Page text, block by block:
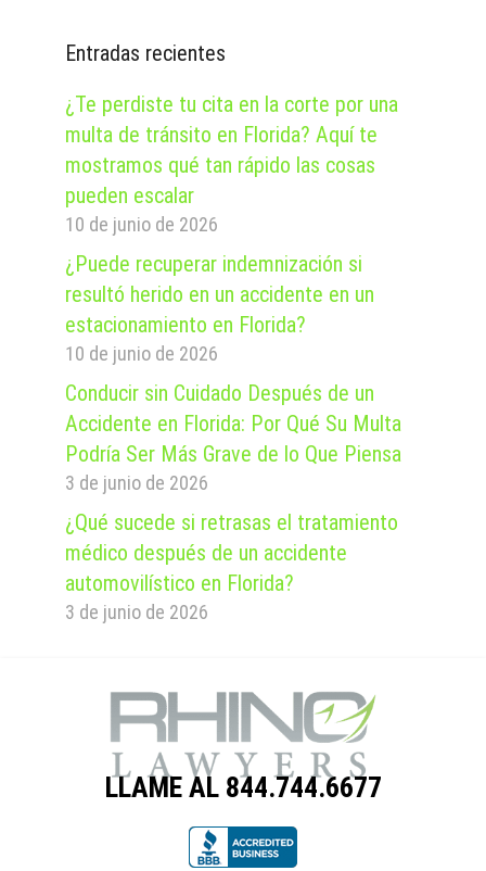
Entradas recientes
¿Te perdiste tu cita en la corte por una
multa de tránsito en Florida? Aquí te
mostramos qué tan rápido las cosas
pueden escalar
10 de junio de 2026
¿Puede recuperar indemnización si
resultó herido en un accidente en un
estacionamiento en Florida?
10 de junio de 2026
Conducir sin Cuidado Después de un
Accidente en Florida: Por Qué Su Multa
Podría Ser Más Grave de lo Que Piensa
3 de junio de 2026
¿Qué sucede si retrasas el tratamiento
médico después de un accidente
automovilístico en Florida?
3 de junio de 2026
LLAME AL 844.744.6677